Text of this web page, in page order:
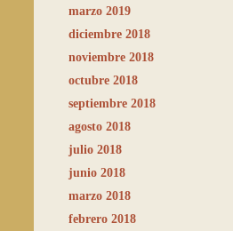
marzo 2019
diciembre 2018
noviembre 2018
octubre 2018
septiembre 2018
agosto 2018
julio 2018
junio 2018
marzo 2018
febrero 2018